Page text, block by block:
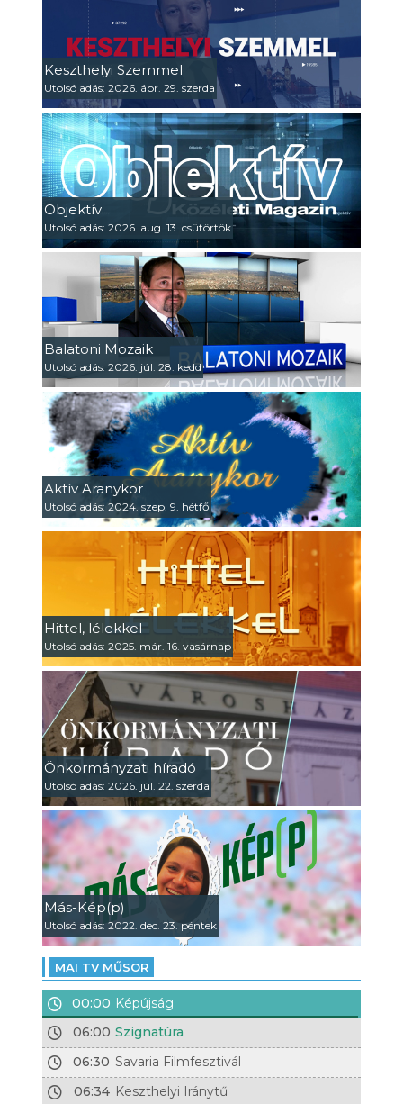
Keszthelyi Szemmel
Utolsó adás: 2026. ápr. 29. szerda
Objektív
Utolsó adás: 2026. aug. 13. csütörtök
Balatoni Mozaik
Utolsó adás: 2026. júl. 28. kedd
Aktív Aranykor
Utolsó adás: 2024. szep. 9. hétfő
Hittel, lélekkel
Utolsó adás: 2025. már. 16. vasárnap
Önkormányzati híradó
Utolsó adás: 2026. júl. 22. szerda
Más-Kép(p)
Utolsó adás: 2022. dec. 23. péntek
MAI TV MŰSOR
00:00 Képújság
06:00 Szignatúra
06:30 Savaria Filmfesztivál
06:34 Keszthelyi Iránytű